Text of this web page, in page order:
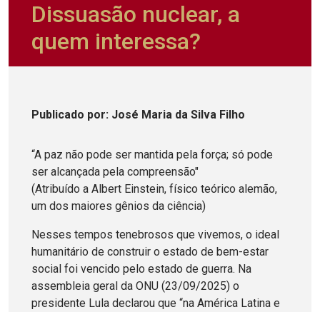
Dissuasão nuclear, a
quem interessa?
Publicado por: José Maria da Silva Filho
“A paz não pode ser mantida pela força; só pode
ser alcançada pela compreensão"
(Atribuído a Albert Einstein, físico teórico alemão,
um dos maiores gênios da ciência)
Nesses tempos tenebrosos que vivemos, o ideal
humanitário de construir o estado de bem-estar
social foi vencido pelo estado de guerra. Na
assembleia geral da ONU (23/09/2025) o
presidente Lula declarou que “na América Latina e